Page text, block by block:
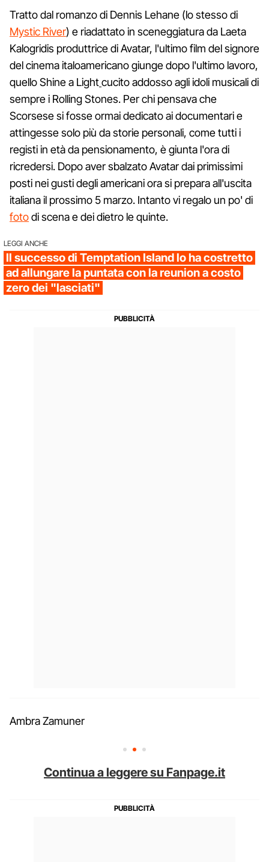
Tratto dal romanzo di Dennis Lehane (lo stesso di
Mystic River) e riadattato in sceneggiatura da Laeta
Kalogridis produttrice di Avatar, l'ultimo film del signore
del cinema italoamericano giunge dopo l'ultimo lavoro,
quello Shine a Lightcucito addosso agli idoli musicali di
sempre i Rolling Stones. Per chi pensava che
Scorsese si fosse ormai dedicato ai documentari e
attingesse solo più da storie personali, come tutti i
registi in età da pensionamento, è giunta l'ora di
ricredersi. Dopo aver sbalzato Avatar dai primissimi
posti nei gusti degli americani ora si prepara all'uscita
italiana il prossimo 5 marzo. Intanto vi regalo un po' di
fotodi scena e dei dietro le quinte.
LEGGI ANCHE
Il successo di Temptation Island lo ha costretto
ad allungare la puntata con la reunion a costo
zero dei "lasciati"
Ambra Zamuner
Continua a leggere su Fanpage.it